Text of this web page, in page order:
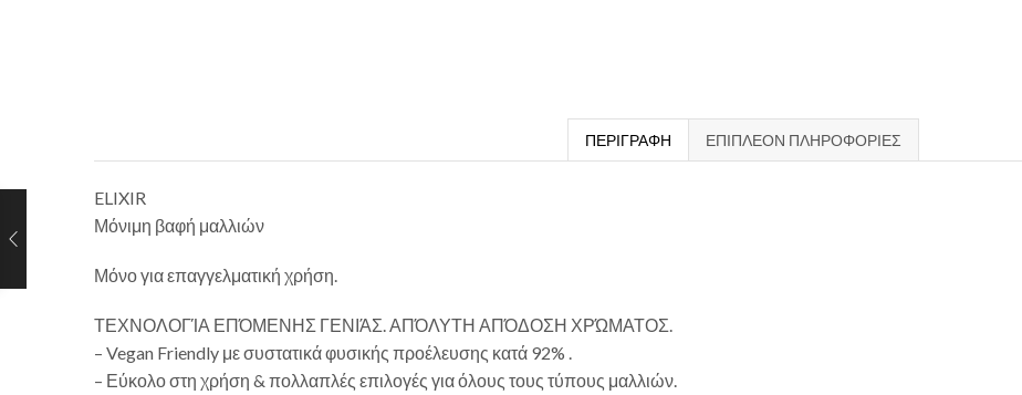
ΠΕΡΙΓΡΑΦΉ ΕΠΙΠΛΈΟΝ ΠΛΗΡΟΦΟΡΊΕΣ
ELIXIR
Μόνιμη βαφή μαλλιών
Μόνο για επαγγελματική χρήση.
ΤΕΧΝΟΛΟΓΊΑ ΕΠΌΜΕΝΗΣ ΓΕΝΙΆΣ. ΑΠΌΛΥΤΗ ΑΠΌΔΟΣΗ ΧΡΏΜΑΤΟΣ.
– Vegan Friendly με συστατικά φυσικής προέλευσης κατά 92% .
– Εύκολο στη χρήση & πολλαπλές επιλογές για όλους τους τύπους μαλλιών.